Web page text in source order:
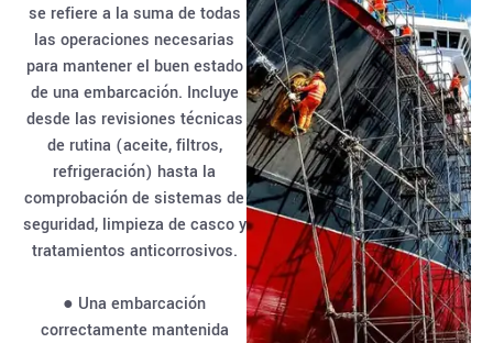
se refiere a la suma de todas
las operaciones necesarias
para mantener el buen estado
de una embarcación. Incluye
desde las revisiones técnicas
de rutina (aceite, filtros,
refrigeración) hasta la
comprobación de sistemas de
seguridad, limpieza de casco y
tratamientos anticorrosivos.
● Una embarcación
correctamente mantenida